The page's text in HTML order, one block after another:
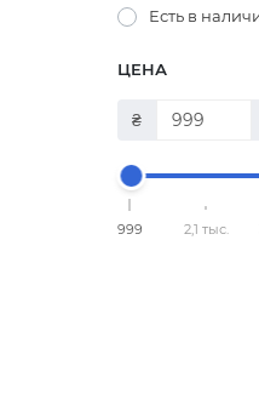
Есть в
ЦЕНА
₴
999 2,1 тыс.